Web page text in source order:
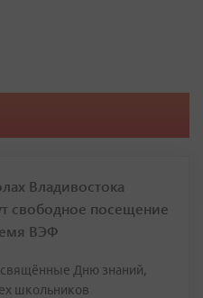
Владивостока
свободное посещение
ВЭФ
Дню знаний,
школьников